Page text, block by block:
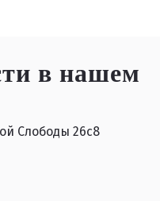
в нашем
Слободы 26с8